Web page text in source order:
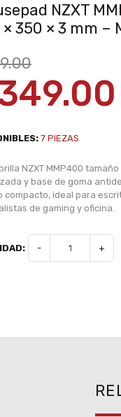
NZXT
350 × 3 mm –
7PIEZAS
NZXT MMP400
y base de goma
compacto, ideal para
de gaming y oficina.
- +